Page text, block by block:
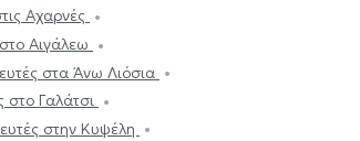
Αχαρνές
Αιγάλεω
στα Άνω Λιόσια
στο Γαλάτσι
στην Κυψέλη